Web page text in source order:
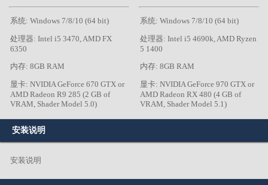
系统: Windows 7/8/10 (64 bit)
处理器: Intel i5 3470, AMD FX
6350
内存: 8GB RAM
显卡: NVIDIA GeForce 670 GTX or
AMD Radeon R9 285 (2 GB of
VRAM, Shader Model 5.0)
系统: Windows 7/8/10 (64 bit)
处理器: Intel i5 4690k, AMD Ryzen
5 1400
内存: 8GB RAM
显卡: NVIDIA GeForce 970 GTX or
AMD Radeon RX 480 (4 GB of
VRAM, Shader Model 5.1)
安装说明
安装说明